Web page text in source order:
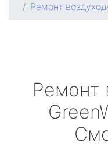
Ремонт
Ремонт